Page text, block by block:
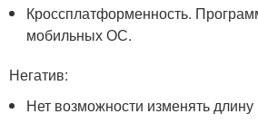
Кроссплатформенность.
мобильных ОС.
Негатив:
Нет возможности изменять длину